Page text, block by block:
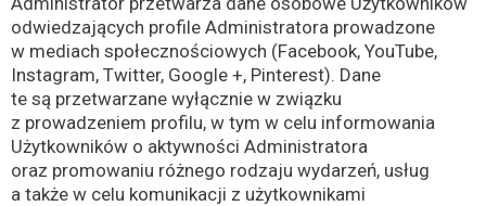
odwiedzających profile Administratora prowadzone
w mediach społecznościowych (Facebook, YouTube,
Instagram, Twitter, Google +, Pinterest). Dane
te są przetwarzane wyłącznie w związku
z prowadzeniem profilu, w tym w celu informowania
Użytkowników o aktywności Administratora
oraz promowaniu różnego rodzaju wydarzeń, usług
a także w celu komunikacji z użytkownikami